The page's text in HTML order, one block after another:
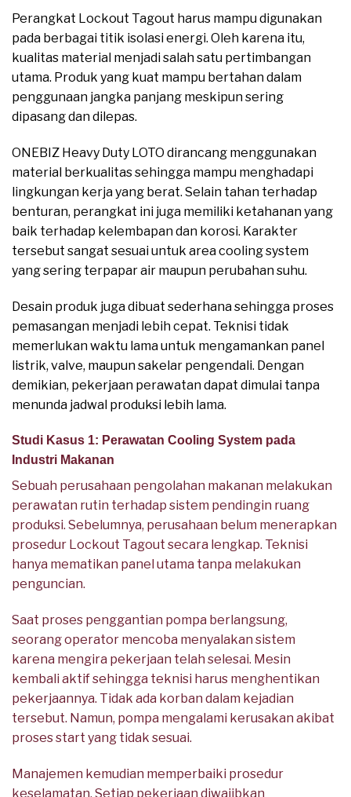
Perangkat Lockout Tagout harus mampu digunakan
pada berbagai titik isolasi energi. Oleh karena itu,
kualitas material menjadi salah satu pertimbangan
utama. Produk yang kuat mampu bertahan dalam
penggunaan jangka panjang meskipun sering
dipasang dan dilepas.
ONEBIZ Heavy Duty LOTO dirancang menggunakan
material berkualitas sehingga mampu menghadapi
lingkungan kerja yang berat. Selain tahan terhadap
benturan, perangkat ini juga memiliki ketahanan yang
baik terhadap kelembapan dan korosi. Karakter
tersebut sangat sesuai untuk area cooling system
yang sering terpapar air maupun perubahan suhu.
Desain produk juga dibuat sederhana sehingga proses
pemasangan menjadi lebih cepat. Teknisi tidak
memerlukan waktu lama untuk mengamankan panel
listrik, valve, maupun sakelar pengendali. Dengan
demikian, pekerjaan perawatan dapat dimulai tanpa
menunda jadwal produksi lebih lama.
Studi Kasus 1: Perawatan Cooling System pada
Industri Makanan
Sebuah perusahaan pengolahan makanan melakukan
perawatan rutin terhadap sistem pendingin ruang
produksi. Sebelumnya, perusahaan belum menerapkan
prosedur Lockout Tagout secara lengkap. Teknisi
hanya mematikan panel utama tanpa melakukan
penguncian.
Saat proses penggantian pompa berlangsung,
seorang operator mencoba menyalakan sistem
karena mengira pekerjaan telah selesai. Mesin
kembali aktif sehingga teknisi harus menghentikan
pekerjaannya. Tidak ada korban dalam kejadian
tersebut. Namun, pompa mengalami kerusakan akibat
proses start yang tidak sesuai.
Manajemen kemudian memperbaiki prosedur
keselamatan. Setiap pekerjaan diwajibkan